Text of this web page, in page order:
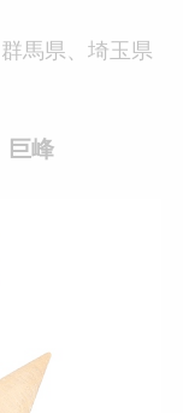
馬県、埼玉県
峰